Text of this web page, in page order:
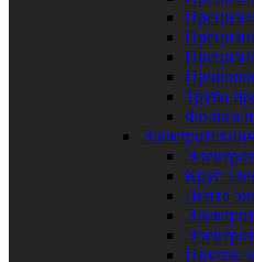
Труба
Фольга
Круг
Лента
Пруток